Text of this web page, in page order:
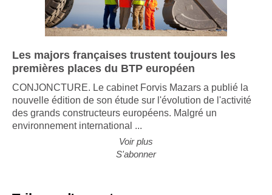
Les majors françaises trustent toujours les
premières places du BTP européen
CONJONCTURE. Le cabinet Forvis Mazars a publié la
nouvelle édition de son étude sur l'évolution de l'activité
des grands constructeurs européens. Malgré un
Voir plus